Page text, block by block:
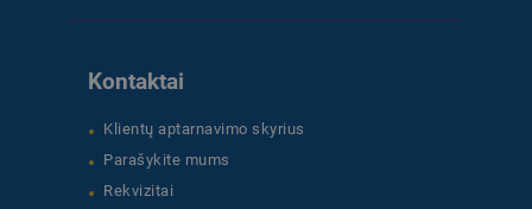
Kontaktai
Klientų aptarnavimo skyrius
Parašykite mums
Rekvizitai